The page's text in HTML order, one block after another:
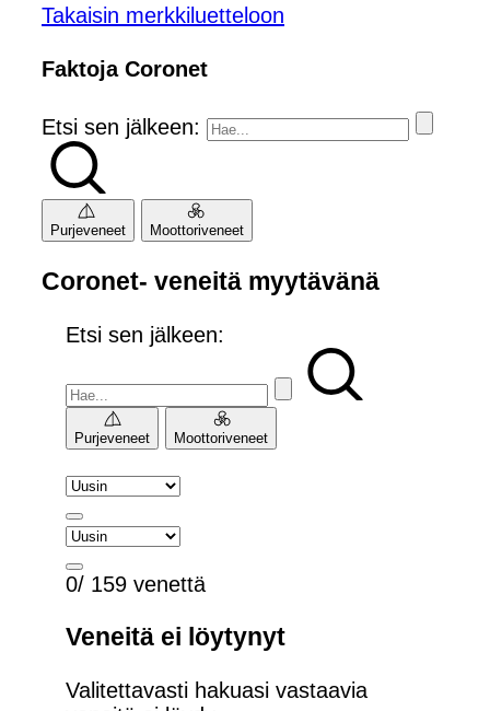
Takaisin merkkiluetteloon
Faktoja Coronet
Etsi sen jälkeen:
Purjeveneet Moottoriveneet
Coronet- veneitä myytävänä
Etsi sen jälkeen:
Purjeveneet Moottoriveneet
0/ 159 venettä
Veneitä ei löytynyt
Valitettavasti hakuasi vastaavia